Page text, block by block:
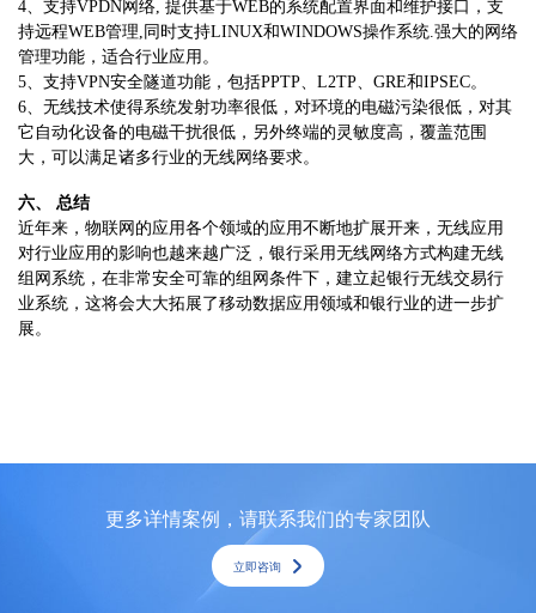
4、支持VPDN网络, 提供基于WEB的系统配置界面和维护接口，支
持远程WEB管理,同时支持LINUX和WINDOWS操作系统.强大的网络
管理功能，适合行业应用。
5、支持VPN安全隧道功能，包括PPTP、L2TP、GRE和IPSEC。
6、无线技术使得系统发射功率很低，对环境的电磁污染很低，对其
它自动化设备的电磁干扰很低，另外终端的灵敏度高，覆盖范围
大，可以满足诸多行业的无线网络要求。
六、 总结
近年来，物联网的应用各个领域的应用不断地扩展开来，无线应用
对行业应用的影响也越来越广泛，银行采用无线网络方式构建无线
组网系统，在非常安全可靠的组网条件下，建立起银行无线交易行
业系统，这将会大大拓展了移动数据应用领域和银行业的进一步扩
展。
更多详情案例，请联系我们的专家团队
立即咨询